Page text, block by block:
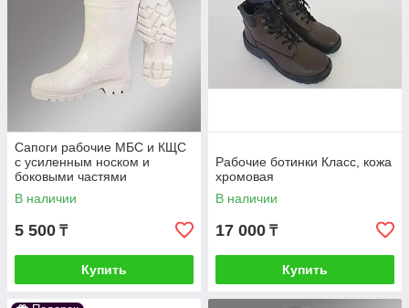
Сапоги рабочие МБС и КЩС
с усиленным носком и
боковыми частями
В наличии
5 500 ₸
Купить
Рабочие ботинки Класс, кожа
хромовая
В наличии
17 000 ₸
Купить